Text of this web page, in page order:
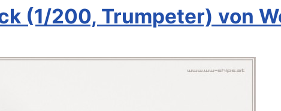
(1/200, Trumpeter) von